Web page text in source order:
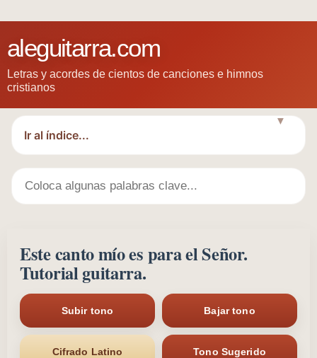
aleguitarra.com
Letras y acordes de cientos de canciones e himnos
cristianos
▼
Este canto mío es para el Señor.
Tutorial guitarra.
Subir tono Bajar tono
Cifrado Latino Tono Sugerido